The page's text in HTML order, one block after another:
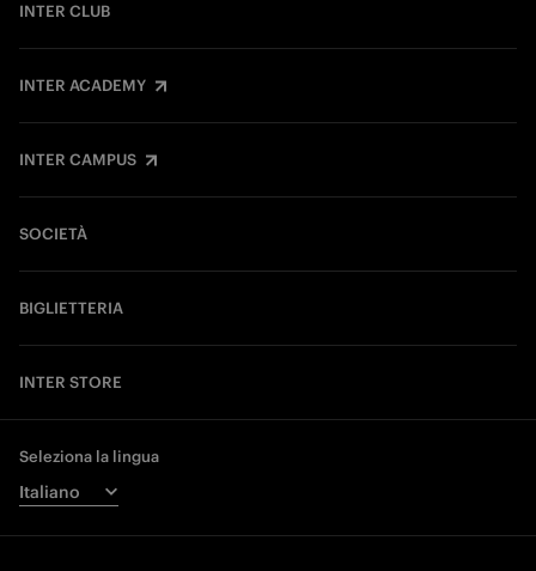
INTER CLUB
INTER ACADEMY
INTER CAMPUS
SOCIETÀ
BIGLIETTERIA
INTER STORE
Seleziona la lingua